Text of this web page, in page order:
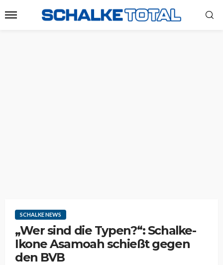
SCHALKE NEWS
„Wer sind die Typen?“: Schalke-
Ikone Asamoah schießt gegen
den BVB